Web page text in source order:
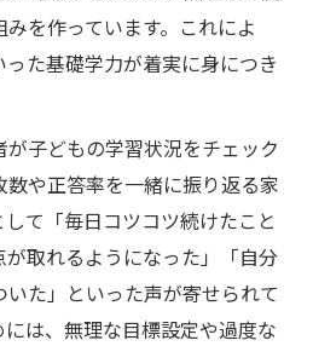
を作っています。これによ
た基礎学力が着実に身につき
子どもの学習状況をチェック
数や正答率を一緒に振り返る家
て「毎日コツコツ続けたこと
取れるようになった」「自分
た」といった声が寄せられて
は、無理な目標設定や過度な